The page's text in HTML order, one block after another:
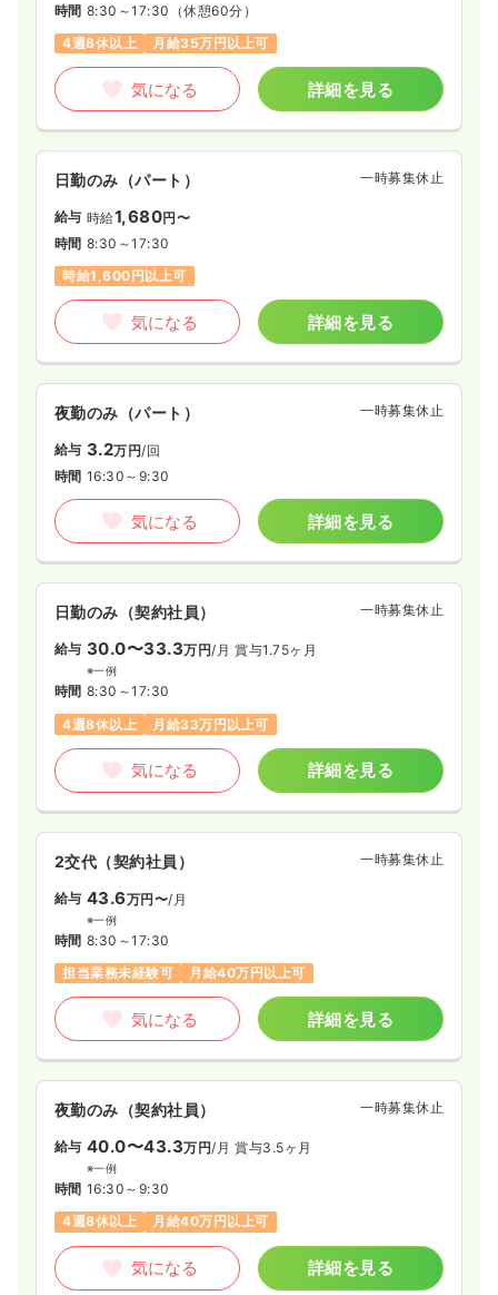
時間 8:30～17:30 （休憩60分）
4週8休以上
月給35万円以上可
気になる 詳細を見る
日勤のみ（パート） 一時募集休止
給与 時給1,680円〜
時間 8:30～17:30
時給1,600円以上可
気になる 詳細を見る
夜勤のみ（パート） 一時募集休止
給与 3.2万円/回
時間 16:30～9:30
気になる 詳細を見る
日勤のみ（契約社員） 一時募集休止
給与 30.0〜33.3万円/月 賞与1.75ヶ月
※一例
時間 8:30～17:30
4週8休以上
月給33万円以上可
気になる 詳細を見る
2交代（契約社員） 一時募集休止
給与 43.6万円〜/月
※一例
時間 8:30～17:30
担当業務未経験可
月給40万円以上可
気になる 詳細を見る
夜勤のみ（契約社員） 一時募集休止
給与 40.0〜43.3万円/月 賞与3.5ヶ月
※一例
時間 16:30～9:30
4週8休以上
月給40万円以上可
気になる 詳細を見る